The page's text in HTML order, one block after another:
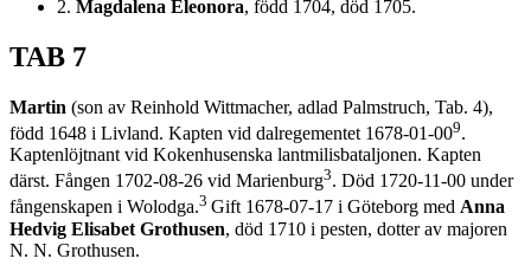
2. Magdalena Eleonora, född 1704, död 1705.
TAB 7
Martin (son av Reinhold Wittmacher, adlad Palmstruch, Tab. 4),
född 1648 i Livland. Kapten vid dalregementet 1678-01-009.
Kaptenlöjtnant vid Kokenhusenska lantmilisbataljonen. Kapten
därst. Fången 1702-08-26 vid Marienburg3. Död 1720-11-00 under
fångenskapen i Wolodga.3 Gift 1678-07-17 i Göteborg med Anna
Hedvig Elisabet Grothusen, död 1710 i pesten, dotter av majoren
N. N. Grothusen.